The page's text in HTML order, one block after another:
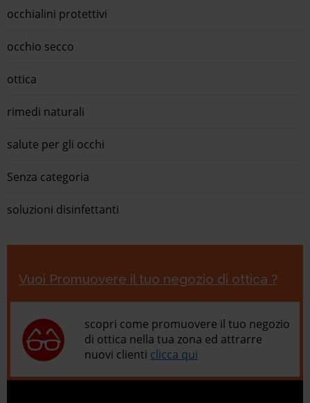
occhialini protettivi
occhio secco
ottica
rimedi naturali
salute per gli occhi
Senza categoria
soluzioni disinfettanti
Vuoi Promuovere il tuo negozio di ottica ?
scopri come promuovere il tuo negozio
di ottica nella tua zona ed attrarre
nuovi clienti clicca qui